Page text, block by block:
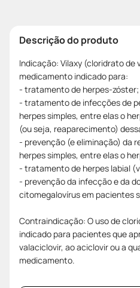
Descrição do produto
Indicação: Vilaxy (cloridrato de
medicamento indicado para:
- tratamento de herpes-zóster;
- tratamento de infecções de
herpes simples, entre elas o
(ou seja, reaparecimento)
- prevenção (e eliminação) da
herpes simples, entre elas o
- tratamento de herpes labial
- prevenção da infecção e da
citomegalovírus em pacientes
Contraindicação: O uso de
indicado para pacientes que
valaciclovir, ao aciclovir ou a
medicamento.